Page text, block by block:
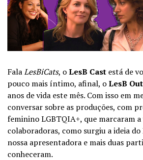
FalaLesBiCats, oLesB Cast está de
pouco mais íntimo, afinal, oLesB
anos de vida este mês. Com isso em
conversar sobre as produções, com
feminino LGBTQIA+, que marcaram a
colaboradoras, como surgiu a ideia do
nossa apresentadora e mais duas
conheceram.